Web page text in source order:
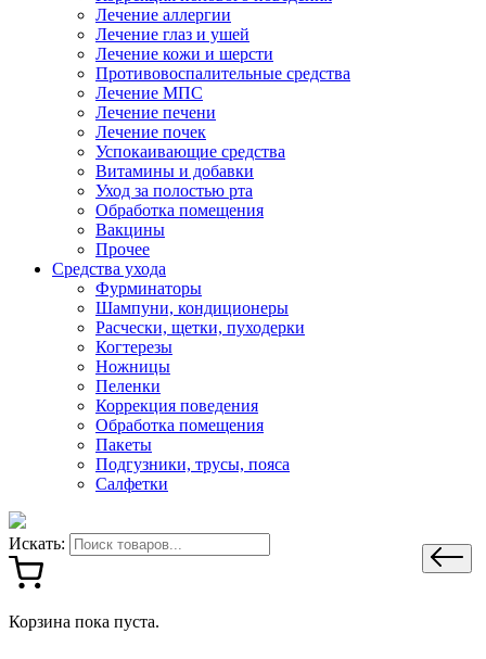
Лечение аллергии
Лечение глаз и ушей
Лечение кожи и шерсти
Противовоспалительные средства
Лечение МПС
Лечение печени
Лечение почек
Успокаивающие средства
Витамины и добавки
Уход за полостью рта
Обработка помещения
Вакцины
Прочее
Средства ухода
Фурминаторы
Шампуни, кондиционеры
Расчески, щетки, пуходерки
Когтерезы
Ножницы
Пеленки
Коррекция поведения
Обработка помещения
Пакеты
Подгузники, трусы, пояса
Салфетки
Искать:
Корзина пока пуста.